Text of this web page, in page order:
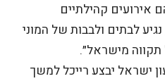
אירועים קהילתיים
לבתים ולבבות של המוני
מישראל״.
ע״פ שעון ישראל יבצע רייכל למשך